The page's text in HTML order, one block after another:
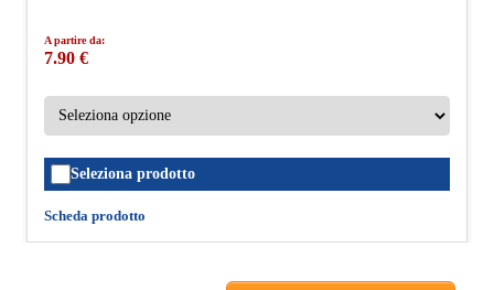
A partire da:
7.90 €
Seleziona prodotto
Scheda prodotto